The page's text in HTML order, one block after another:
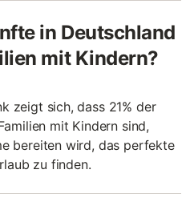
in Deutschland
mit Kindern?
zeigt sich, dass 21% der
mit Kindern sind,
bereiten wird, das perfekte
zu finden.